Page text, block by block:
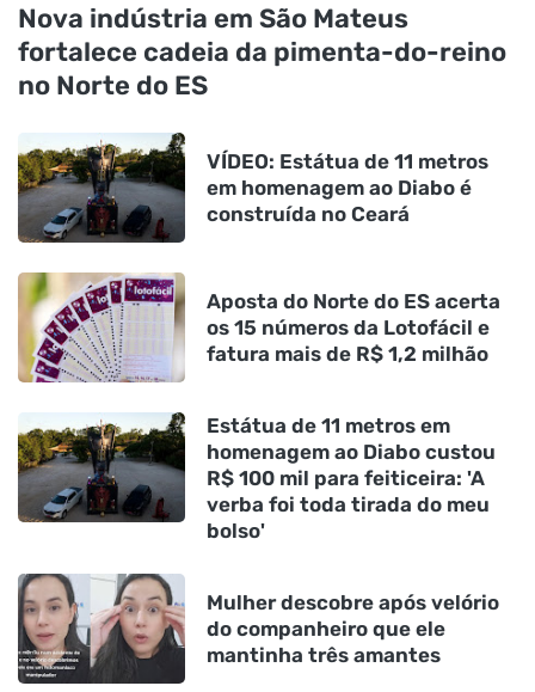
Nova indústria em São Mateus
fortalece cadeia da pimenta-do-reino
no Norte do ES
VÍDEO: Estátua de 11 metros
em homenagem ao Diabo é
construída no Ceará
Aposta do Norte do ES acerta
os 15 números da Lotofácil e
fatura mais de R$ 1,2 milhão
Estátua de 11 metros em
homenagem ao Diabo custou
R$ 100 mil para feiticeira: 'A
verba foi toda tirada do meu
bolso'
Mulher descobre após velório
do companheiro que ele
mantinha três amantes